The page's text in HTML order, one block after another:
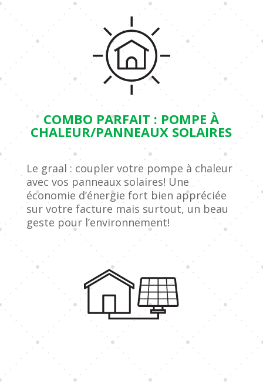
COMBO PARFAIT : POMPE À
CHALEUR/PANNEAUX SOLAIRES
Le graal : coupler votre pompe à chaleur
avec vos panneaux solaires! Une
économie d’énergie fort bien appréciée
sur votre facture mais surtout, un beau
geste pour l’environnement!